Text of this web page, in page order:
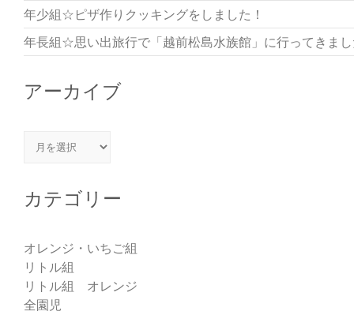
年少組☆ピザ作りクッキングをしました！
年長組☆思い出旅行で「越前松島水族館」に行ってきま
アーカイブ
アーカイブ
カテゴリー
オレンジ・いちご組
リトル組
リトル組 オレンジ
全園児